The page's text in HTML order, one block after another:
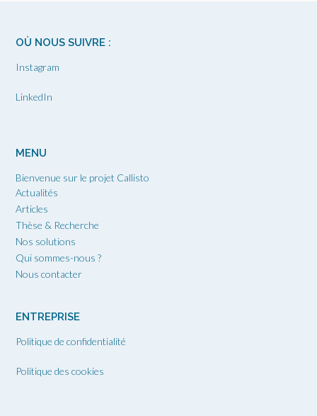
OÙ NOUS SUIVRE :
Instagram
LinkedIn
MENU
Bienvenue sur le projet Callisto
Actualités
Articles
Thèse & Recherche
Nos solutions
Qui sommes-nous ?
Nous contacter
ENTREPRISE
Politique de confidentialité
Politique des cookies